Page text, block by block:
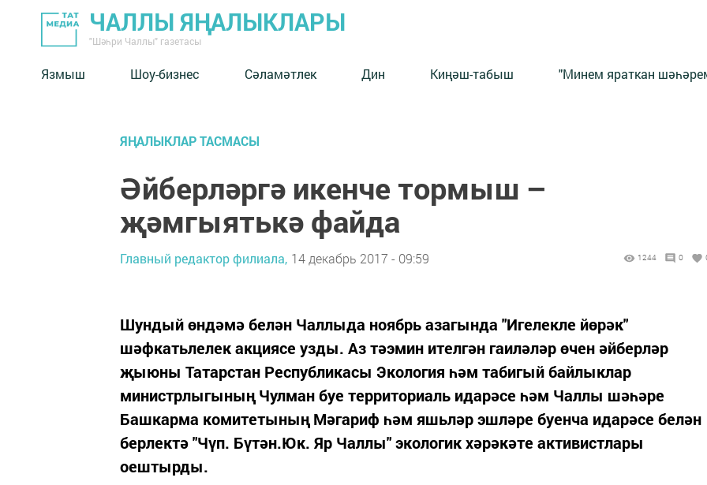
ЧАЛЛЫ ЯҢАЛЫКЛАРЫ
"Шәһри Чаллы" газетасы
Язмыш Шоу-бизнес Сәламәтлек Дин Киңәш-табыш "Минем яраткан
ЯҢАЛЫКЛАР ТАСМАСЫ
Әйберләргә икенче тормыш –
җәмгыятькә файда
Главный редактор филиала, 14 декабрь 2017 - 09:59 1244 0
Шундый өндәмә белән Чаллыда ноябрь азагында "Игелекле йөрәк"
шәфкатьлелек акциясе узды. Аз тәэмин ителгән гаиләләр өчен әйберләр
җыюны Татарстан Республикасы Экология һәм табигый байлыклар
министрлыгының Чулман буе территориаль идарәсе һәм Чаллы шәһәре
Башкарма комитетының Мәгариф һәм яшьләр эшләре буенча идарәсе белән
берлектә "Чүп. Бүтән.Юк. Яр Чаллы" экологик хәрәкәте активистлары
оештырды.